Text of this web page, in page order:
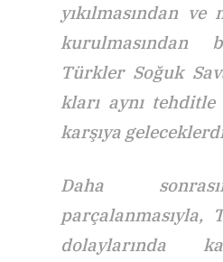
yıkılmasından
kurulmasından
Türkler Soğuk
kları aynı
karşıya
Daha
parçalanmasıyla,
dolaylarında